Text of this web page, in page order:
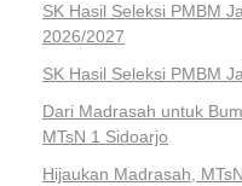
SK Hasil Seleksi PMBM
2026/2027
SK Hasil Seleksi PMBM
Dari Madrasah untuk
MTsN 1 Sidoarjo
Hijaukan Madrasah,